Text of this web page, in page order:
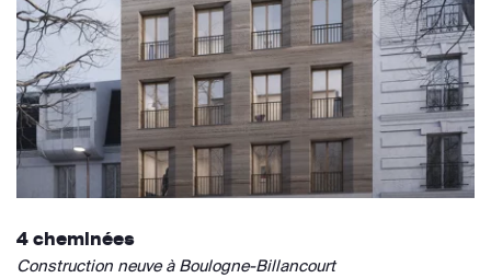
4 cheminées
Construction neuve à Boulogne-Billancourt